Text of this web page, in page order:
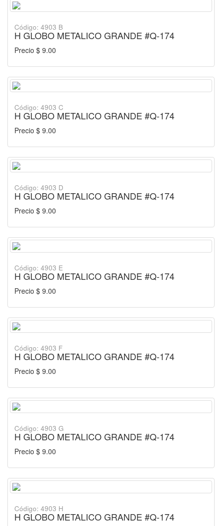
Código: 4903 B
H GLOBO METALICO GRANDE #Q-174
Precio $ 9.00
Código: 4903 C
H GLOBO METALICO GRANDE #Q-174
Precio $ 9.00
Código: 4903 D
H GLOBO METALICO GRANDE #Q-174
Precio $ 9.00
Código: 4903 E
H GLOBO METALICO GRANDE #Q-174
Precio $ 9.00
Código: 4903 F
H GLOBO METALICO GRANDE #Q-174
Precio $ 9.00
Código: 4903 G
H GLOBO METALICO GRANDE #Q-174
Precio $ 9.00
Código: 4903 H
H GLOBO METALICO GRANDE #Q-174